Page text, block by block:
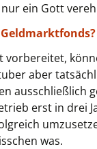
ein Gott
aber
ausschließlich
erst in drei
was.